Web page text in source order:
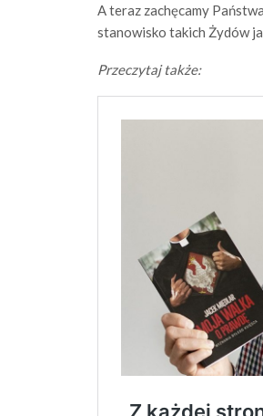
A teraz zachęcamy
stanowisko takich Żydów
Przeczytaj także: